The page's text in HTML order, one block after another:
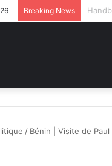
Breaking News Après
/ Bénin | Visite de